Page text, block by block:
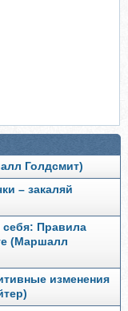
Голдсмит)
– закаляй
себя: Правила
(Маршалл
изменения